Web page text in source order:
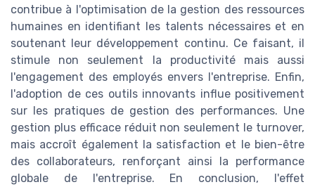
contribue à l'optimisation de la gestion des ressources
humaines en identifiant les talents nécessaires et en
soutenant leur développement continu. Ce faisant, il
stimule non seulement la productivité mais aussi
l'engagement des employés envers l'entreprise. Enfin,
l'adoption de ces outils innovants influe positivement
sur les pratiques de gestion des performances. Une
gestion plus efficace réduit non seulement le turnover,
mais accroît également la satisfaction et le bien-être
des collaborateurs, renforçant ainsi la performance
globale de l'entreprise. En conclusion, l'effet